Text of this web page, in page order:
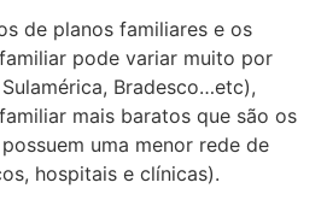
de planos familiares e os
pode variar muito por
Bradesco…etc),
mais baratos que são os
uma menor rede de
hospitais e clínicas).